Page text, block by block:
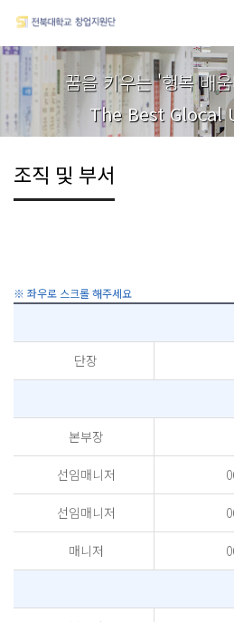
꿈을 키우는 '행복 배
The Best Glocal
조직 및 부서
단장
본부장
선임매니저
선임매니저
매니저